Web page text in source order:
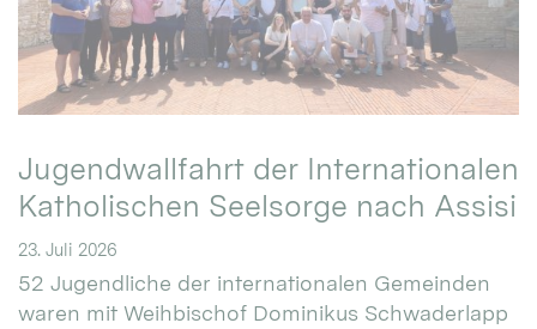
Jugendwallfahrt der Internationalen
Katholischen Seelsorge nach Assisi
23. Juli 2026
52 Jugendliche der internationalen Gemeinden
waren mit Weihbischof Dominikus Schwaderlapp